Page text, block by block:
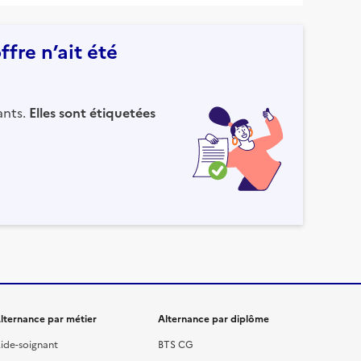
n’ait été
Elles sont étiquetées
par métier
soignant
Alternance par diplôme
BTS CG